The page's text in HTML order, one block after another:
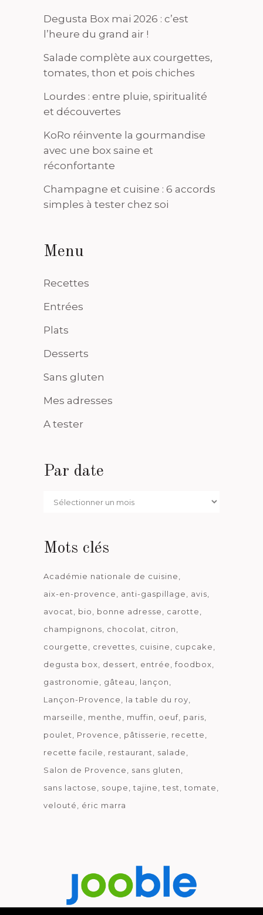
Degusta Box mai 2026 : c’est
l’heure du grand air !
Salade complète aux courgettes,
tomates, thon et pois chiches
Lourdes : entre pluie, spiritualité
et découvertes
KoRo réinvente la gourmandise
avec une box saine et
réconfortante
Champagne et cuisine : 6 accords
simples à tester chez soi
Menu
Recettes
Entrées
Plats
Desserts
Sans gluten
Mes adresses
A tester
Par date
Par
Mots clés
Académie nationale de cuisine
aix-en-provence
anti-gaspillage
avis
avocat
bio bonne adresse
carotte
champignons
chocolat
citron
courgette
crevettes cuisine
cupcake
degusta box
dessert entrée
foodbox
gastronomie
gâteau
lançon
Lançon-Provence
la table du roy
marseille
menthe muffin oeuf paris
poulet
Provence pâtisserie
recette
recette facile
restaurant
salade
Salon de Provence
sans gluten
sans lactose
soupe tajine test
tomate
velouté
éric marra